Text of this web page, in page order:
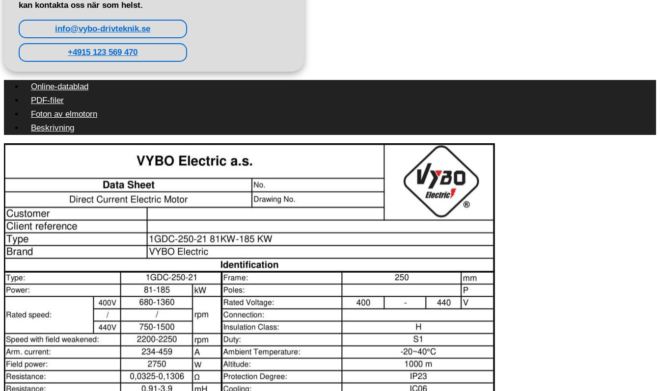
kan kontakta oss när som helst.
info@vybo-drivteknik.se
+4915 123 569 470
Online-datablad
PDF-filer
Foton av elmotorn
Beskrivning